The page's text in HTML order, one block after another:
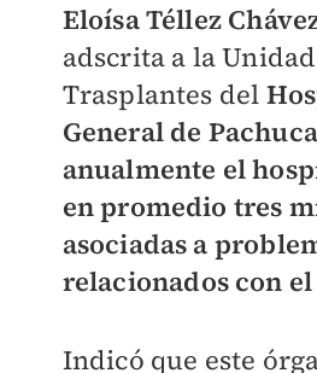
Eloísa Téllez
adscrita a la
Trasplantes del
General de Pachuca
anualmente el
en promedio tres
asociadas a
relacionados con
Indicó que este